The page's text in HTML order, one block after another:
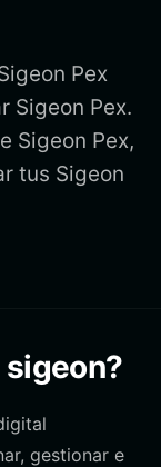
Pex
Sigeon Pex.
Sigeon Pex,
tus Sigeon
gestionar e